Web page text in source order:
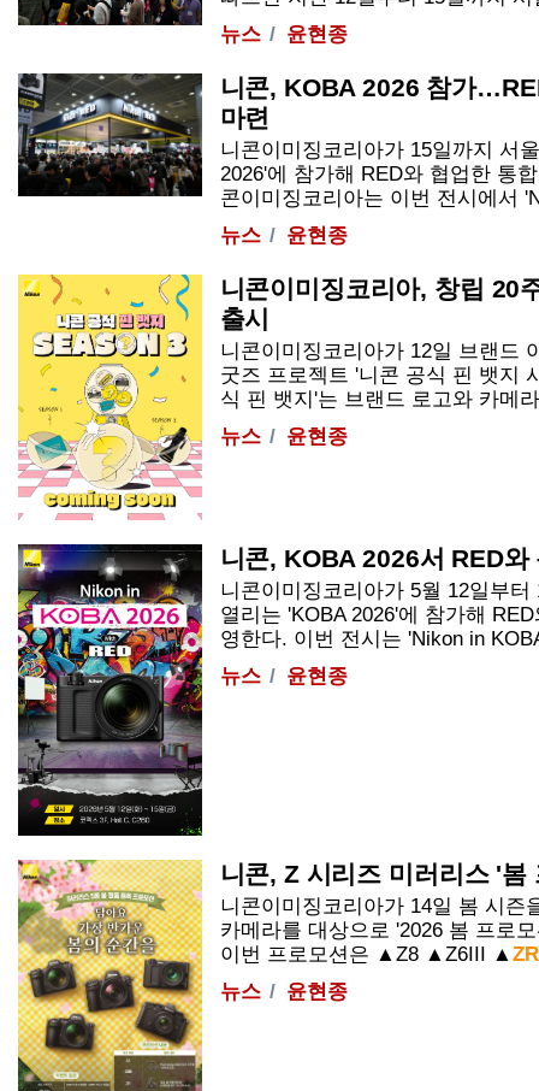
뉴스
윤현종
니콘, KOBA 2026 참가
마련
니콘이미징코리아가 15일까지 서
2026'에 참가해 RED와 협업한 통
콘이미징코리아는 이번 전시에서
뉴스
윤현종
니콘이미징코리아, 창립 20
출시
니콘이미징코리아가 12일 브랜드
굿즈 프로젝트 '니콘 공식 핀 뱃지
식 핀 뱃지'는 브랜드 로고와 카메
뉴스
윤현종
니콘, KOBA 2026서 RED
니콘이미징코리아가 5월 12일부
열리는 'KOBA 2026'에 참가해
영한다. 이번 전시는 'Nikon in
뉴스
윤현종
니콘, Z 시리즈 미러리스 '봄
니콘이미징코리아가 14일 봄 시즌
카메라를 대상으로 '2026 봄 프로
이번 프로모션은 ▲Z8 ▲Z6III ▲
뉴스
윤현종